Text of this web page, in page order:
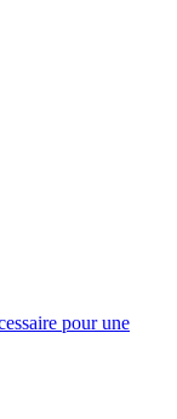
pour une